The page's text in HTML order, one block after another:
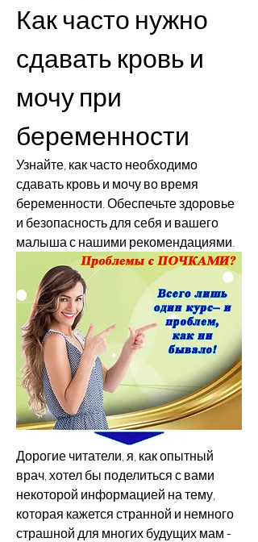
Как часто нужно
сдавать кровь и
мочу при
беременности
Узнайте, как часто необходимо
сдавать кровь и мочу во время
беременности. Обеспечьте здоровье
и безопасность для себя и вашего
малыша с нашими рекомендациями.
Дорогие читатели, я, как опытный
врач, хотел бы поделиться с вами
некоторой информацией на тему,
которая кажется странной и немного
страшной для многих будущих мам -